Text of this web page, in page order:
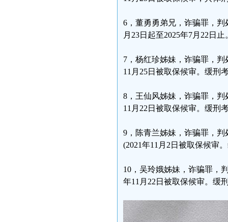
6，董勇勇弟兄，诈骗罪，
月23日起至2025年7月22日止
7，杨红珍姊妹，诈骗罪，
11月25日被取保候审。缓刑
8，王仙风姊妹，诈骗罪，
11月22日被取保候审。缓刑
9，陈青兰姊妹，诈骗罪，
(2021年11月2日被取保候审
10，吴玲娥姊妹，诈骗罪，
年11月22日被取保候审。缓